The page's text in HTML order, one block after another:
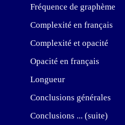
Fréquence de graphème
Complexité en français
Complexité et opacité
Opacité en français
Longueur
Conclusions générales
Conclusions ... (suite)